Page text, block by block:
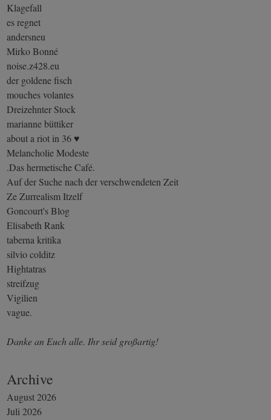
Klagefall
es regnet
andersneu
Mirko Bonné
noise.z428.eu
der goldene fisch
mouches volantes
Dreizehnter Stock
marianne büttiker
about a riot in 36 ♥
Melancholie Modeste
.Das hermetische Café.
Auf der Suche nach der verschwendeten Zeit
Ze Zurrealism Itzelf
Goncourt's Blog
Elisabeth Rank
taberna kritika
silvio colditz
Hightatras
streifzug
Vigilien
vague.
Danke an Euch alle. Ihr seid großartig!
Archive
August 2026
Juli 2026